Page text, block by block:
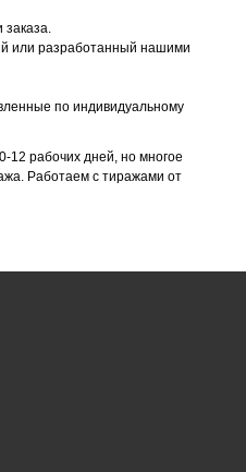
заказа.
или разработанный нашими
по индивидуальному
12 рабочих дней, но многое
Работаем с тиражами от